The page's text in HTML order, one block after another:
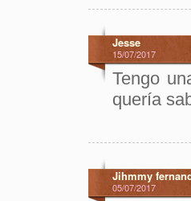
Jesse
15/07/2017
Tengo
quería
Jihmmy
05/07/2017